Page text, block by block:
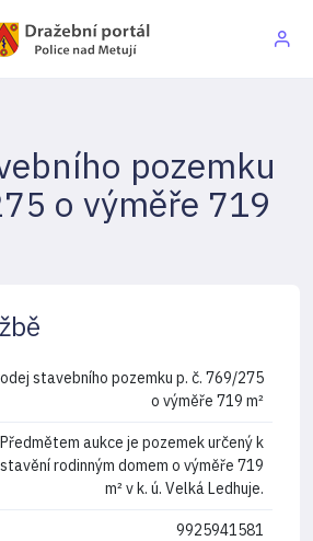
pozemku
o výměře 719
stavebního pozemku p. č. 769/275
o výměře 719 m²
Předmětem aukce je pozemek určený k
rodinným domem o výměře 719
m² v k. ú. Velká Ledhuje.
9925941581